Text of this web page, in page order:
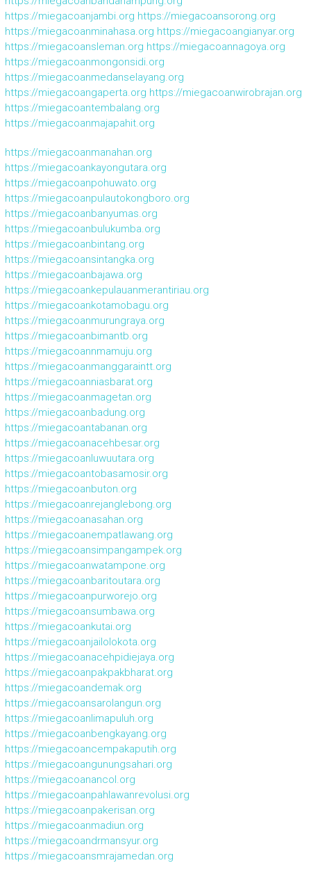
https://miegacoanjambi.org https://miegacoansorong.org
https://miegacoanminahasa.org https://miegacoangianyar.org
https://miegacoansleman.org https://miegacoannagoya.org
https://miegacoanmongonsidi.org
https://miegacoanmedanselayang.org
https://miegacoangaperta.org https://miegacoanwirobrajan.org
https://miegacoantembalang.org
https://miegacoanmajapahit.org
https://miegacoanmanahan.org
https://miegacoankayongutara.org
https://miegacoanpohuwato.org
https://miegacoanpulautokongboro.org
https://miegacoanbanyumas.org
https://miegacoanbulukumba.org
https://miegacoanbintang.org
https://miegacoansintangka.org
https://miegacoanbajawa.org
https://miegacoankepulauanmerantiriau.org
https://miegacoankotamobagu.org
https://miegacoanmurungraya.org
https://miegacoanbimantb.org
https://miegacoannmamuju.org
https://miegacoanmanggaraintt.org
https://miegacoanniasbarat.org
https://miegacoanmagetan.org
https://miegacoanbadung.org
https://miegacoantabanan.org
https://miegacoanacehbesar.org
https://miegacoanluwuutara.org
https://miegacoantobasamosir.org
https://miegacoanbuton.org
https://miegacoanrejanglebong.org
https://miegacoanasahan.org
https://miegacoanempatlawang.org
https://miegacoansimpangampek.org
https://miegacoanwatampone.org
https://miegacoanbaritoutara.org
https://miegacoanpurworejo.org
https://miegacoansumbawa.org
https://miegacoankutai.org
https://miegacoanjailolokota.org
https://miegacoanacehpidiejaya.org
https://miegacoanpakpakbharat.org
https://miegacoandemak.org
https://miegacoansarolangun.org
https://miegacoanlimapuluh.org
https://miegacoanbengkayang.org
https://miegacoancempakaputih.org
https://miegacoangunungsahari.org
https://miegacoanancol.org
https://miegacoanpahlawanrevolusi.org
https://miegacoanpakerisan.org
https://miegacoanmadiun.org
https://miegacoandrmansyur.org
https://miegacoansmrajamedan.org